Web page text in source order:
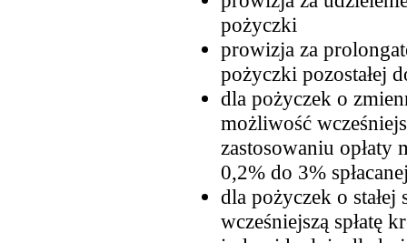
pożyczki
prowizja za
pożyczki pozostałej
dla pożyczek o
możliwość
zastosowaniu opłaty
0,2% do 3%
dla pożyczek o
wcześniejszą spłatę